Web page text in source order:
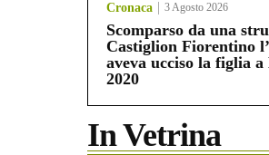
Cronaca 3 Agosto 2026
Scomparso da una
Castiglion Fiorentino
aveva ucciso la figlia a
2020
In Vetrina